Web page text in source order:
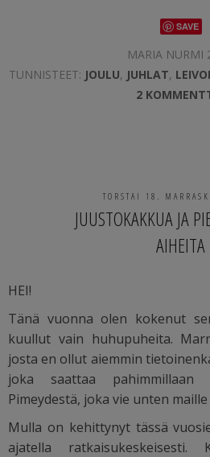
SAVE
MARIA NURMI
TUNNISTEET: JOULU, JUHLAT,
2
TORSTAI 18.
JUUSTOKAKKUA JA
AIHEITA
HEI!
Tänä vuonna olen kokenut
kuullut vain huhupuheita.
josta en ollut aiemmin
joka saattaa
Pimeydestä, joka vie unten
Mulla on kehittynyt tässä
ajatella ratkaisukeskeisesti.